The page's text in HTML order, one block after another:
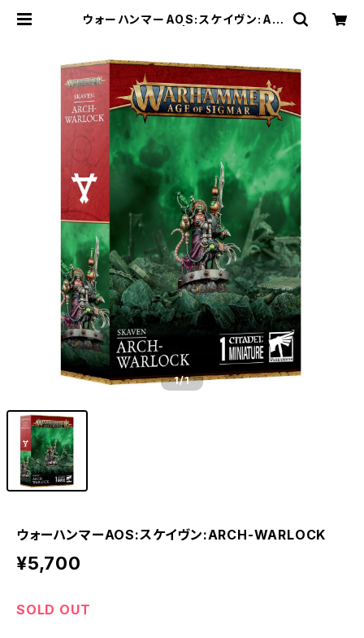
ウォーハンマーAOS:スケイヴン:AR
ニチュアゲームショップ
1/1
ウォーハンマーAOS:スケイヴン:ARCH-WARLOCK
¥5,700
SOLD OUT